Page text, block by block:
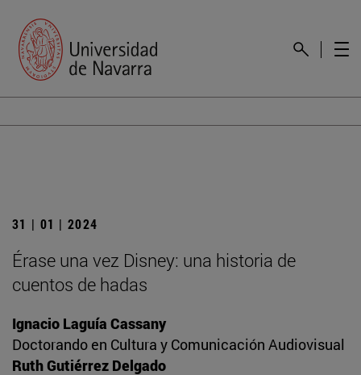
31 | 01 | 2024
Érase una vez Disney: una historia de
cuentos de hadas
Ignacio Laguía Cassany
Doctorando en Cultura y Comunicación Audiovisual
Ruth Gutiérrez Delgado